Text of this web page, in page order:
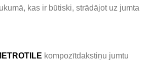
kas ir būtiski, strādājot uz jumta
kompozītdakstiņu jumtu